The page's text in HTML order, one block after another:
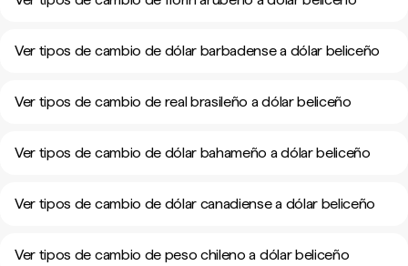
Ver tipos de cambio de dólar barbadense a dólar beliceño
Ver tipos de cambio de real brasileño a dólar beliceño
Ver tipos de cambio de dólar bahameño a dólar beliceño
Ver tipos de cambio de dólar canadiense a dólar beliceño
Ver tipos de cambio de peso chileno a dólar beliceño